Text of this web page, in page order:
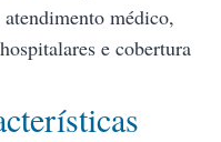
médico,
e cobertura